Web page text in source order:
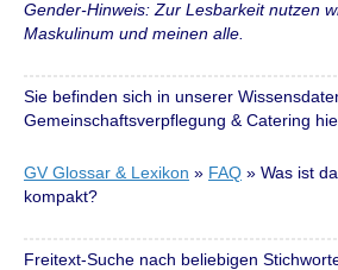
Gender-Hinweis: Zur Lesbarkeit nutzen
Maskulinum und meinen alle.
Sie befinden sich in unserer
Gemeinschaftsverpflegung & Catering
GV Glossar & Lexikon » FAQ » Was ist
kompakt?
Freitext-Suche nach beliebigen